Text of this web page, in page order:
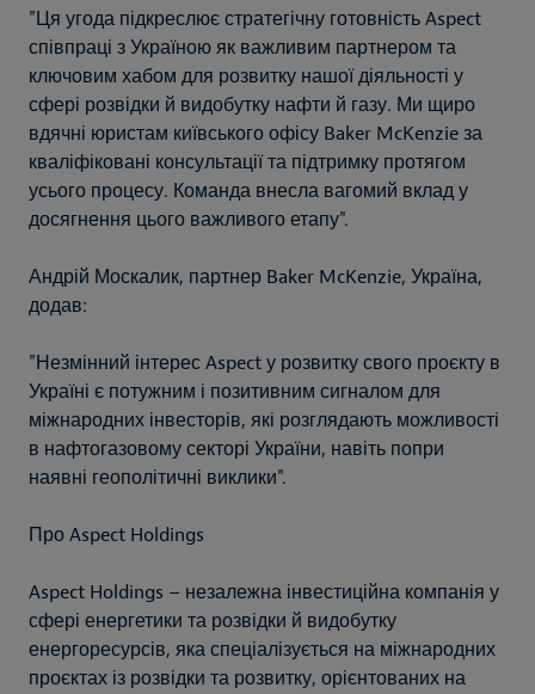
"Ця угода підкреслює стратегічну готовність Aspect
співпраці з Україною як важливим партнером та
ключовим хабом для розвитку нашої діяльності у
сфері розвідки й видобутку нафти й газу. Ми щиро
вдячні юристам київського офісу Baker McKenzie за
кваліфіковані консультації та підтримку протягом
усього процесу. Команда внесла вагомий вклад у
досягнення цього важливого етапу".
Андрій Москалик, партнер Baker McKenzie, Україна,
додав:
"Незмінний інтерес Aspect у розвитку свого проєкту в
Україні є потужним і позитивним сигналом для
міжнародних інвесторів, які розглядають можливості
в нафтогазовому секторі України, навіть попри
наявні геополітичні виклики".
Про Aspect Holdings
Aspect Holdings – незалежна інвестиційна компанія у
сфері енергетики та розвідки й видобутку
енергоресурсів, яка спеціалізується на міжнародних
проєктах із розвідки та розвитку, орієнтованих на